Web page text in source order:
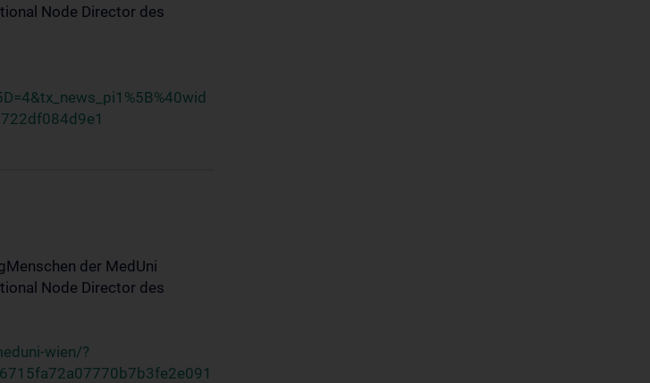
Node Director des
der MedUni
Node Director des
wien/?